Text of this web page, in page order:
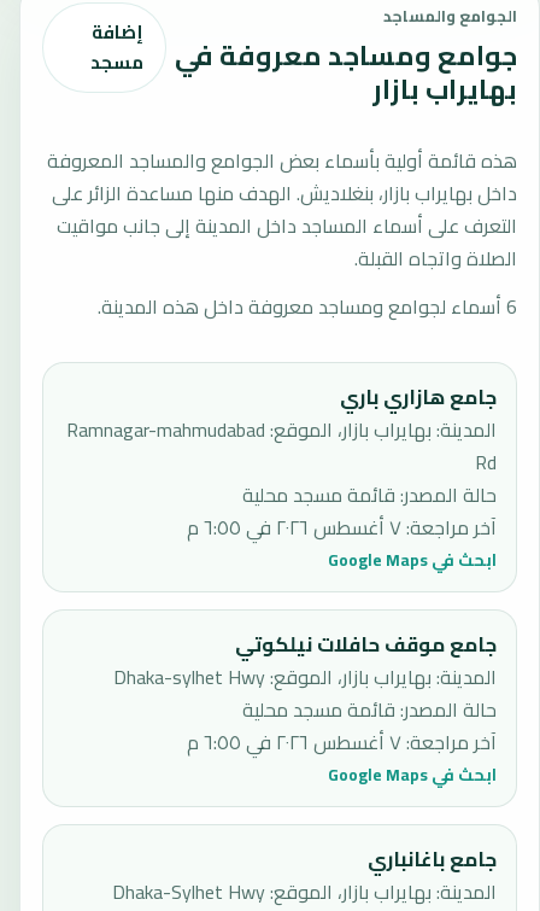
الجوامع والمساجد
جوامع ومساجد معروفة في
بهايراب بازار
إضافة
مسجد
هذه قائمة أولية بأسماء بعض الجوامع والمساجد المعروفة
داخل بهايراب بازار، بنغلاديش. الهدف منها مساعدة الزائر على
التعرف على أسماء المساجد داخل المدينة إلى جانب مواقيت
الصلاة واتجاه القبلة.
6 أسماء لجوامع ومساجد معروفة داخل هذه المدينة.
جامع هازاري باري
المدينة: بهايراب بازار، الموقع: Ramnagar-mahmudabad
Rd
حالة المصدر:قائمة مسجد محلية
آخر مراجعة:٧ أغسطس ٢٠٢٦ في ٦:٥٥ م
ابحث في Google Maps
جامع موقف حافلات نيلكوتي
المدينة: بهايراب بازار، الموقع: Dhaka-sylhet Hwy
حالة المصدر:قائمة مسجد محلية
آخر مراجعة:٧ أغسطس ٢٠٢٦ في ٦:٥٥ م
ابحث في Google Maps
جامع باغانباري
المدينة: بهايراب بازار، الموقع: Dhaka-Sylhet Hwy